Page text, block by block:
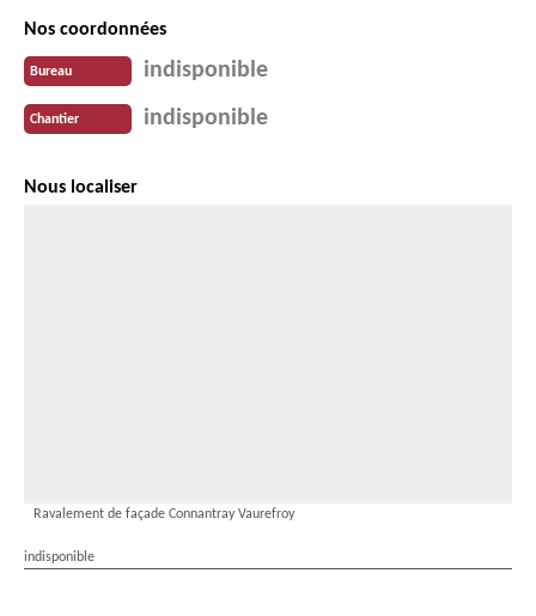
Nos coordonnées
Bureau indisponible
Chantier indisponible
Nous localiser
Ravalement de façade Connantray Vaurefroy
indisponible